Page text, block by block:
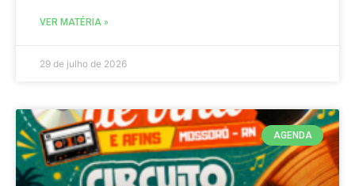
VER MATÉRIA »
29 de julho de 2026
AGENDA